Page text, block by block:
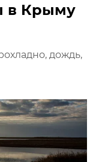
в Крыму
дождь,